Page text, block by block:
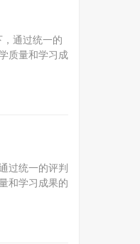
通过统一的
质量和学习成
全面发展具有
过统一的评判
和学习成果的
员的全面发展